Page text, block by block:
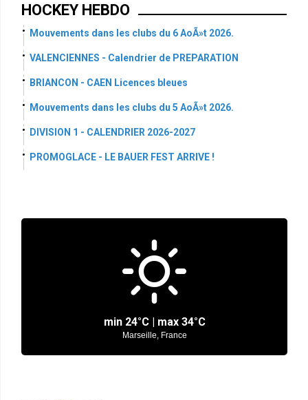
HOCKEY HEBDO
Mouvements dans les clubs du 6 AoÃ»t 2026.
VALENCIENNES - Calendrier de PREPARATION
BRIANCON - CAEN Licences bleues
Mouvements dans les clubs du 5 AoÃ»t 2026.
DIVISION 1 - CALENDRIER 2026-2027
PROMOGLACE - LE BAUER FEST ARRIVE !
min 24°C | max 34°C
Marseille, France